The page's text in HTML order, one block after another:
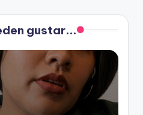
gustar...